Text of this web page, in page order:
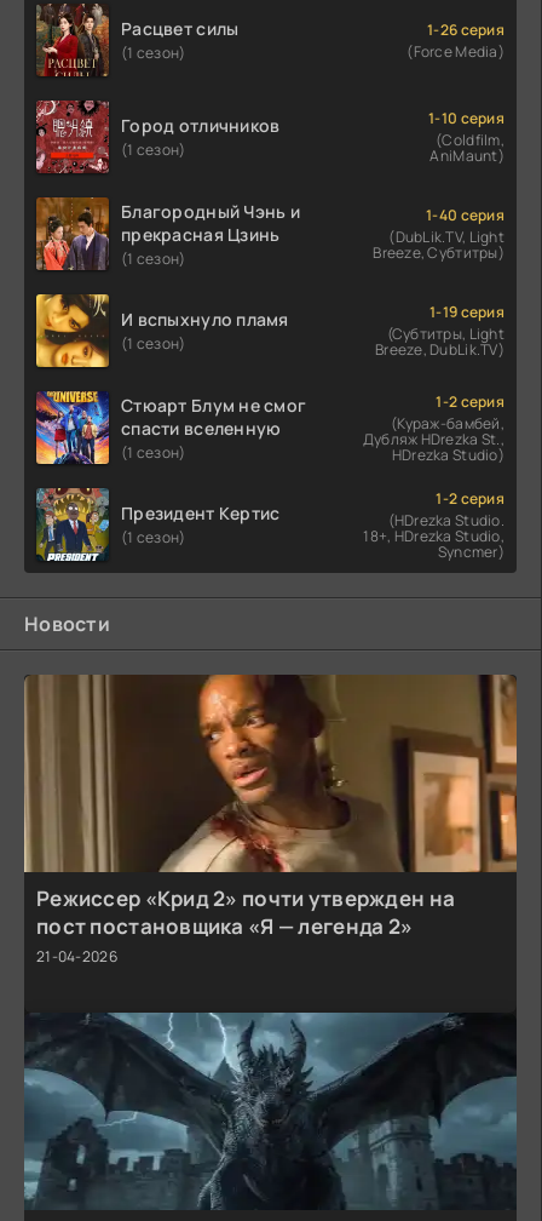
Расцвет силы
(1 сезон)
1-26 серия
(Force Media)
Город отличников
(1 сезон)
1-10 серия
(Coldfilm,
AniMaunt)
Благородный Чэнь и
прекрасная Цзинь
(1 сезон)
1-40 серия
(DubLik.TV, Light
Breeze, Субтитры)
И вспыхнуло пламя
(1 сезон)
1-19 серия
(Субтитры, Light
Breeze, DubLik.TV)
Стюарт Блум не смог
спасти вселенную
(1 сезон)
1-2 серия
(Кураж-бамбей,
Дубляж HDrezka St.,
HDrezka Studio)
Президент Кертис
(1 сезон)
1-2 серия
(HDrezka Studio.
18+, HDrezka Studio,
Syncmer)
Новости
Режиссер «Крид 2» почти утвержден на
пост постановщика «Я — легенда 2»
21-04-2026